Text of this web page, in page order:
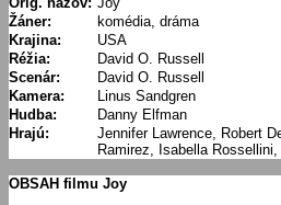
Žáner:
komédia, dráma
Krajina:
USA
Réžia:
David O. Russell
Scenár:
David O. Russell
Kamera:
Linus Sandgren
Hudba:
Danny Elfman
Hrajú:
Jennifer Lawrence, Robert
Ramirez, Isabella
OBSAH filmu Joy